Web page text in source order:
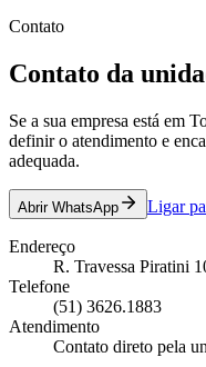
Contato
Contato da
Se a sua empresa está em
definir o atendimento e
adequada.
Abrir WhatsApp Ligar
Endereço
R. Travessa Piratini
Telefone
(51) 3626.1883
Atendimento
Contato direto pela